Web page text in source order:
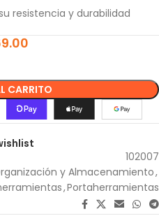
resistencia y durabilidad
CARRITO
102007
y Almacenamiento,
,Portaherramientas